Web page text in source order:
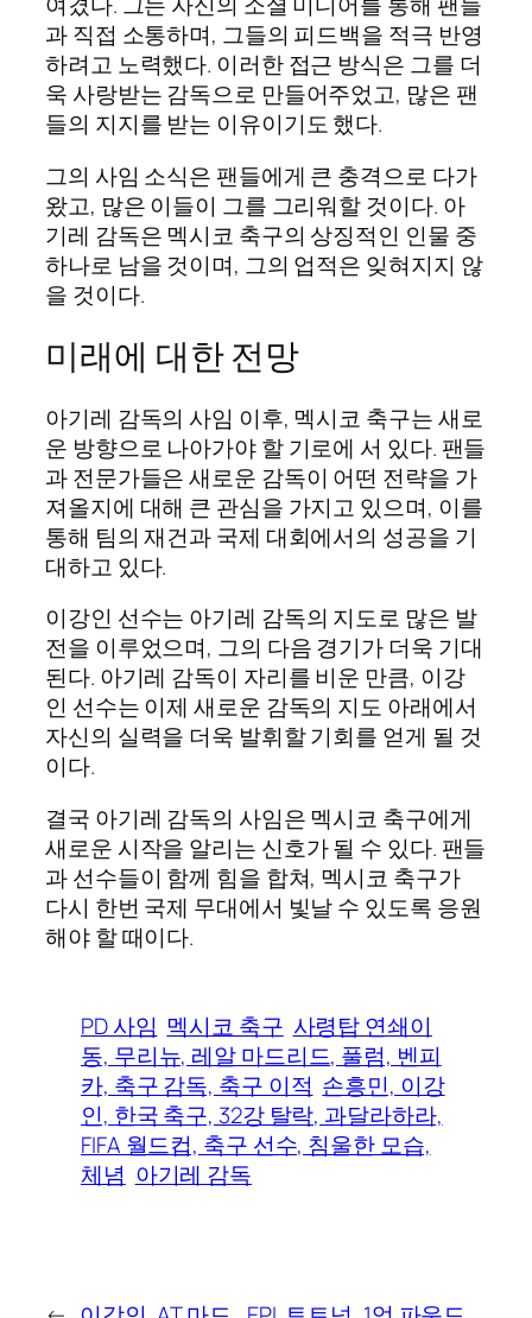
과 직접 소통하며, 그들의 피드백을 적극 반영
하려고 노력했다. 이러한 접근 방식은 그를 더
욱 사랑받는 감독으로 만들어주었고, 많은 팬
들의 지지를 받는 이유이기도 했다.
그의 사임 소식은 팬들에게 큰 충격으로 다가
왔고, 많은 이들이 그를 그리워할 것이다. 아
기레 감독은 멕시코 축구의 상징적인 인물 중
하나로 남을 것이며, 그의 업적은 잊혀지지 않
을 것이다.
미래에 대한 전망
아기레 감독의 사임 이후, 멕시코 축구는 새로
운 방향으로 나아가야 할 기로에 서 있다. 팬들
과 전문가들은 새로운 감독이 어떤 전략을 가
져올지에 대해 큰 관심을 가지고 있으며, 이를
통해 팀의 재건과 국제 대회에서의 성공을 기
대하고 있다.
이강인 선수는 아기레 감독의 지도로 많은 발
전을 이루었으며, 그의 다음 경기가 더욱 기대
된다. 아기레 감독이 자리를 비운 만큼, 이강
인 선수는 이제 새로운 감독의 지도 아래에서
자신의 실력을 더욱 발휘할 기회를 얻게 될 것
이다.
결국 아기레 감독의 사임은 멕시코 축구에게
새로운 시작을 알리는 신호가 될 수 있다. 팬들
과 선수들이 함께 힘을 합쳐, 멕시코 축구가
다시 한번 국제 무대에서 빛날 수 있도록 응원
해야 할 때이다.
PD 사임 멕시코 축구 사령탑 연쇄이
동, 무리뉴, 레알 마드리드, 풀럼, 벤피
카, 축구 감독, 축구 이적 손흥민, 이강
인, 한국 축구, 32강 탈락, 과달라하라,
FIFA 월드컵, 축구 선수, 침울한 모습,
체념 아기레 감독